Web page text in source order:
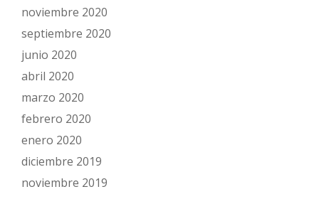
noviembre 2020
septiembre 2020
junio 2020
abril 2020
marzo 2020
febrero 2020
enero 2020
diciembre 2019
noviembre 2019